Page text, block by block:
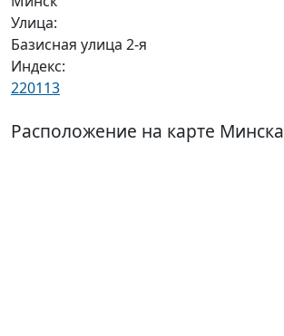
Улица:
Базисная улица 2-я
Индекс:
220113
Расположение на карте Минска